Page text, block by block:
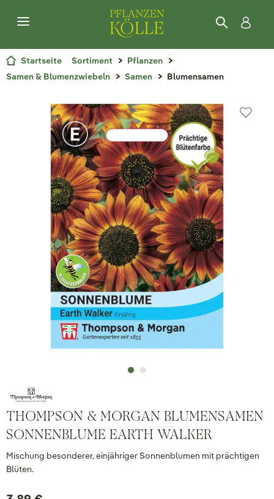
Startseite Sortiment
Pflanzen
Samen & Blumenzwiebeln
Samen Blumensamen
THOMPSON & MORGAN BLUMENSAMEN
SONNENBLUME EARTH WALKER
Mischung besonderer, einjähriger Sonnenblumen mit prächtigen
Blüten.